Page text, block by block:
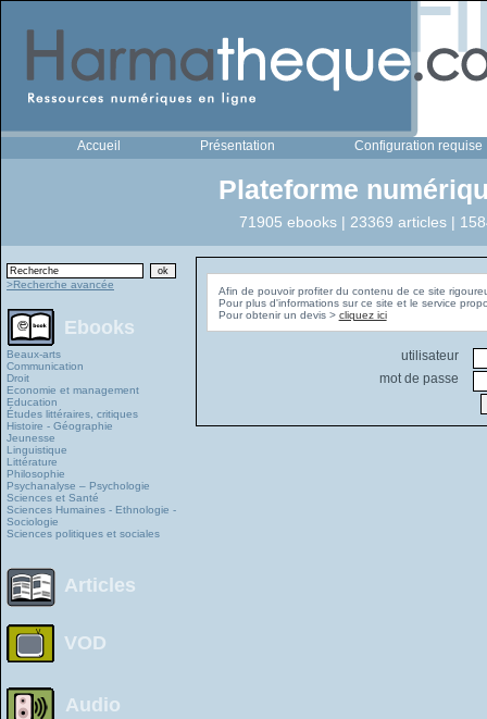
Accueil Présentation Configuration requise
Plateforme
71905 ebooks | 23369 articles |
>Recherche avancée
Ebooks
Beaux-arts
Communication
Droit
Economie et management
Education
Études littéraires, critiques
Histoire - Géographie
Jeunesse
Linguistique
Littérature
Philosophie
Psychanalyse – Psychologie
Sciences et Santé
Sciences Humaines - Ethnologie -
Sociologie
Sciences politiques et sociales
Articles
VOD
Audio
Afin de pouvoir profiter du contenu de ce site
Pour plus d'informations sur ce site et le service
Pour obtenir un devis > cliquez ici
utilisateur
mot de passe